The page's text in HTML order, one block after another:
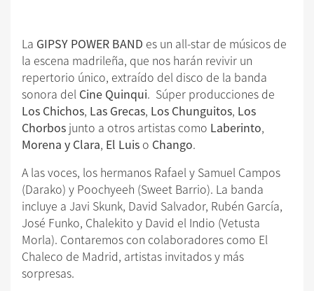
La GIPSY POWER BAND es un all-star de músicos de
la escena madrileña, que nos harán revivir un
repertorio único, extraído del disco de la banda
sonora del Cine Quinqui. Súper producciones de
Los Chichos, Las Grecas, Los Chunguitos, Los
Chorbos junto a otros artistas como Laberinto,
Morena y Clara, El Luis o Chango.
A las voces, los hermanos Rafael y Samuel Campos
(Darako) y Poochyeeh (Sweet Barrio). La banda
incluye a Javi Skunk, David Salvador, Rubén García,
José Funko, Chalekito y David el Indio (Vetusta
Morla). Contaremos con colaboradores como El
Chaleco de Madrid, artistas invitados y más
sorpresas.